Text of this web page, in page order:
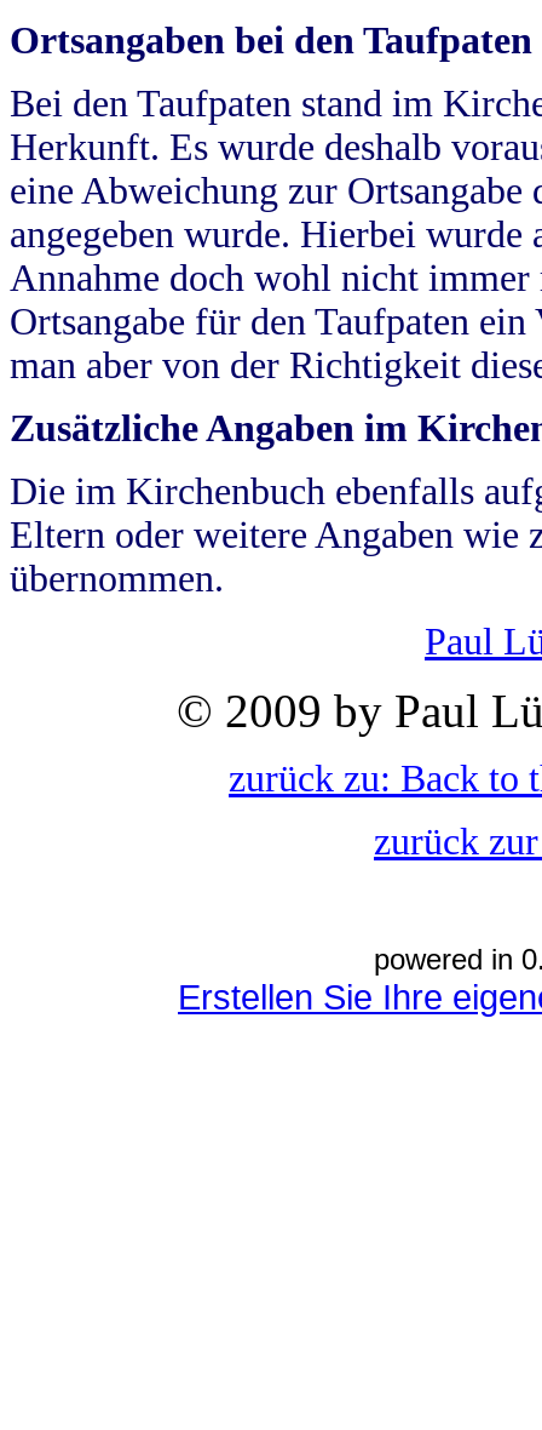
Ortsangaben bei den Taufpaten
Bei den Taufpaten stand im
Herkunft. Es wurde deshalb
eine Abweichung zur
angegeben wurde. Hierbei wurde
Annahme doch wohl nicht
Ortsangabe für den Taufpaten
man aber von der Richtigkeit
Zusätzliche Angaben im
Die im Kirchenbuch ebenfalls
Eltern oder weitere Angaben wie
übernommen.
Paul
© 2009 by Paul
zurück zu: Back to
zurück
powered in
Erstellen Sie Ihre